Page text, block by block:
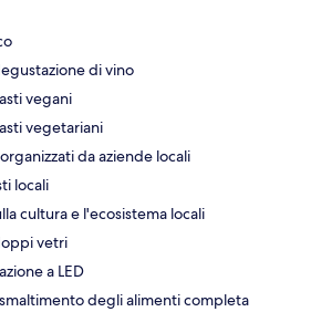
di vino
vegani
vegetariani
da aziende locali
locali
cultura e l'ecosistema locali
vetri
a LED
degli alimenti completa